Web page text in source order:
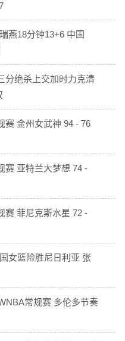
燕18分钟13+6 中国
分绝杀上交加时力克清
赛 金州女武神 94 - 76
赛 亚特兰大梦想 74 -
赛 菲尼克斯水星 72 -
女篮险胜尼日利亚 张
常规赛 多伦多节奏